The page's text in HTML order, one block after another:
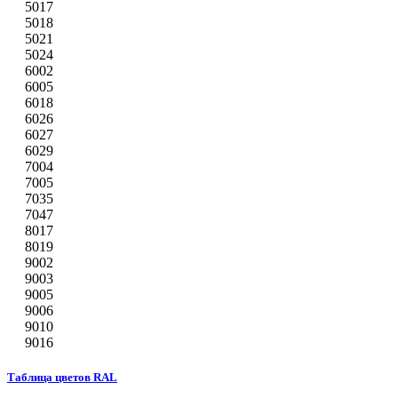
5017
5018
5021
5024
6002
6005
6018
6026
6027
6029
7004
7005
7035
7047
8017
8019
9002
9003
9005
9006
9010
9016
Таблица цветов RAL